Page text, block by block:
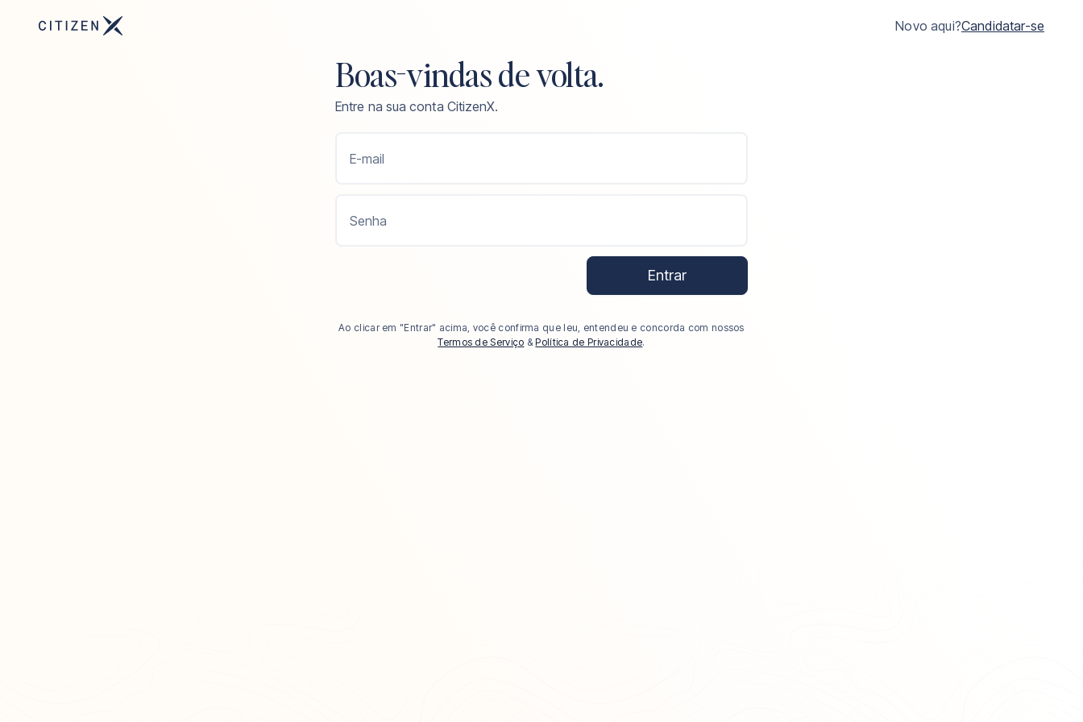
Novo aqui?Candidatar-se
Boas-vindas de volta.
Entre na sua conta CitizenX.
E-mail
Senha
Entrar
Ao clicar em "Entrar" acima, você confirma que leu, entendeu e concorda com nossos
Termos de Serviço & Política de Privacidade.